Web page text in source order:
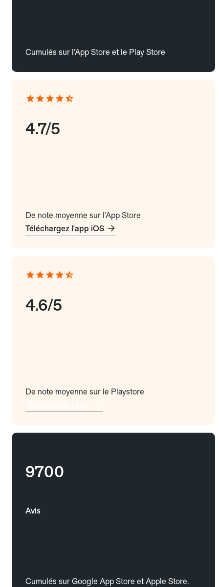
Cumulés sur l'App Store et le Play Store
4.7/5
De note moyenne sur l'App Store
Téléchargez l'app iOS
4.6/5
De note moyenne sur le Playstore
9700
Avis
Cumulés sur Google App Store et Apple Store.